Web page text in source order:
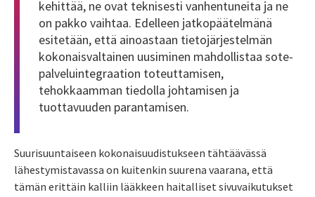
kehittää, ne ovat teknisesti vanhentuneita ja ne
on pakko vaihtaa. Edelleen jatkopäätelmänä
esitetään, että ainoastaan tietojärjestelmän
kokonaisvaltainen uusiminen mahdollistaa sote-
palveluintegraation toteuttamisen,
tehokkaamman tiedolla johtamisen ja
tuottavuuden parantamisen.
Suurisuuntaiseen kokonaisuudistukseen tähtäävässä
lähestymistavassa on kuitenkin suurena vaarana, että
tämän erittäin kalliin lääkkeen haitalliset sivuvaikutukset